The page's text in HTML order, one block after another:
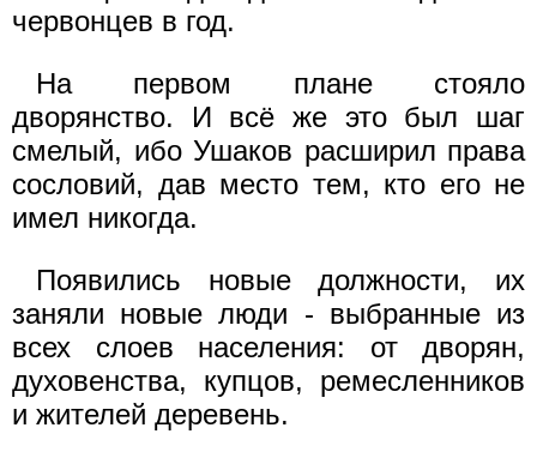
червонцев в год.
На первом плане стояло
дворянство. И всё же это был шаг
смелый, ибо Ушаков расширил права
сословий, дав место тем, кто его не
имел никогда.
Появились новые должности, их
заняли новые люди - выбранные из
всех слоев населения: от дворян,
духовенства, купцов, ремесленников
и жителей деревень.